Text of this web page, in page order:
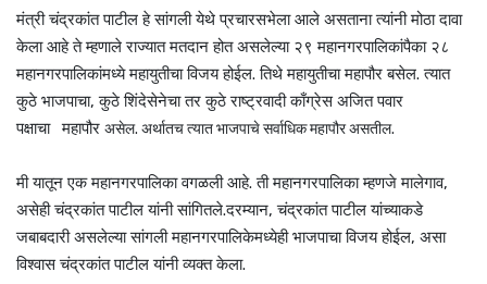
मंत्री चंद्रकांत पाटील हे सांगली येथे प्रचारसभेला आले असताना त्यांनी मोठा दावा
केला आहे ते म्हणाले राज्यात मतदान होत असलेल्या २९ महानगरपालिकांपैका २८
महानगरपालिकांमध्ये महायुतीचा विजय होईल. तिथे महायुतीचा महापौर बसेल. त्यात
कुठे भाजपाचा, कुठे शिंदेसेनेचा तर कुठे राष्ट्रवादी काँग्रेस अजित पवार
पक्षाचा महापौर असेल. अर्थातच त्यात भाजपाचे सर्वाधिक महापौर असतील.
मी यातून एक महानगरपालिका वगळली आहे. ती महानगरपालिका म्हणजे मालेगाव,
असेही चंद्रकांत पाटील यांनी सांगितले.दरम्यान, चंद्रकांत पाटील यांच्याकडे
जबाबदारी असलेल्या सांगली महानगरपालिकेमध्येही भाजपाचा विजय होईल, असा
विश्वास चंद्रकांत पाटील यांनी व्यक्त केला.